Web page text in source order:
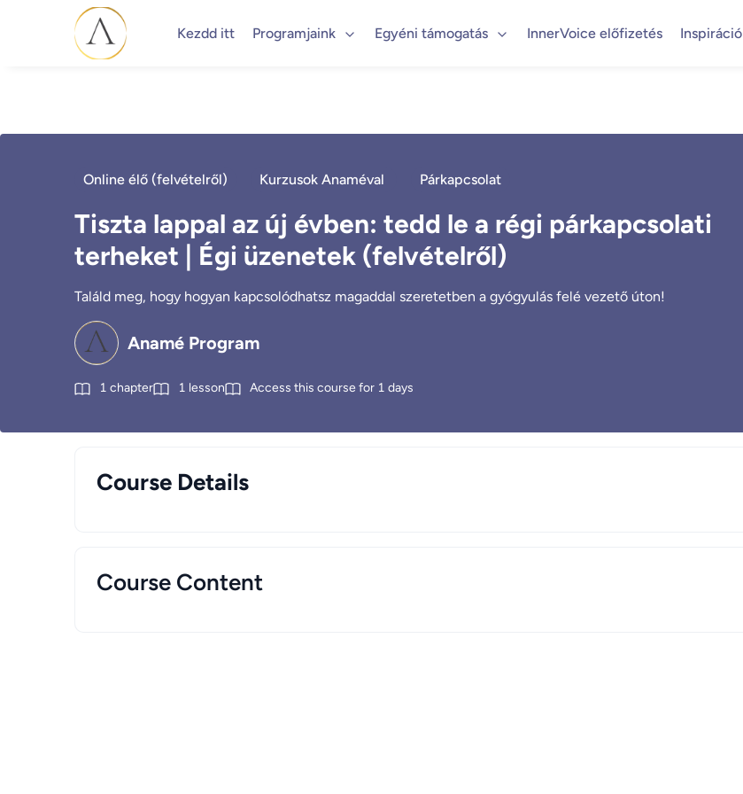
Kezdd itt Programjaink Egyéni támogatás InnerVoice előfizetés Inspiráció
Online élő (felvételről) Kurzusok Anaméval Párkapcsolat
Tiszta lappal az új évben: tedd le a régi párkapcsolati
terheket | Égi üzenetek (felvételről)
Találd meg, hogy hogyan kapcsolódhatsz magaddal szeretetben a gyógyulás felé vezető úton!
Anamé Program
1 chapter 1 lesson Access this course for 1 days
Course Details
Course Content